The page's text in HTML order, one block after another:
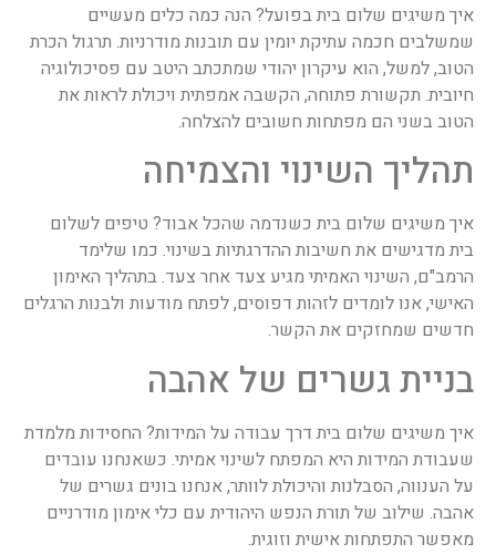
איך משיגים שלום בית בפועל? הנה כמה כלים מעשיים
שמשלבים חכמה עתיקת יומין עם תובנות מודרניות. תרגול הכרת
הטוב, למשל, הוא עיקרון יהודי שמתכתב היטב עם פסיכולוגיה
חיובית. תקשורת פתוחה, הקשבה אמפתית ויכולת לראות את
הטוב בשני הם מפתחות חשובים להצלחה.
תהליך השינוי והצמיחה
איך משיגים שלום בית כשנדמה שהכל אבוד? טיפים לשלום
בית מדגישים את חשיבות ההדרגתיות בשינוי. כמו שלימד
הרמב"ם, השינוי האמיתי מגיע צעד אחר צעד. בתהליך האימון
האישי, אנו לומדים לזהות דפוסים, לפתח מודעות ולבנות הרגלים
חדשים שמחזקים את הקשר.
בניית גשרים של אהבה
איך משיגים שלום בית דרך עבודה על המידות? החסידות מלמדת
שעבודת המידות היא המפתח לשינוי אמיתי. כשאנחנו עובדים
על הענווה, הסבלנות והיכולת לוותר, אנחנו בונים גשרים של
אהבה. שילוב של תורת הנפש היהודית עם כלי אימון מודרניים
מאפשר התפתחות אישית וזוגית.